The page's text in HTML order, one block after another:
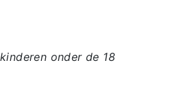
onder de 18